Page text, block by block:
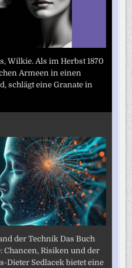
Wilkie. Als im Herbst 1870
Armeen in einen
schlägt eine Granate in
der Technik Das Buch
Chancen, Risiken und der
Dieter Sedlacek bietet eine